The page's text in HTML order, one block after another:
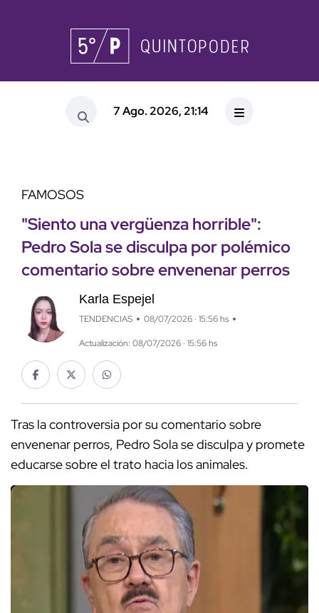
7 Ago. 2026, 21:14
FAMOSOS
"Siento una vergüenza horrible":
Pedro Sola se disculpa por polémico
comentario sobre envenenar perros
Karla Espejel
TENDENCIAS 08/07/2026 · 15:56 hs
Actualización: 08/07/2026 · 15:56 hs
Tras la controversia por su comentario sobre
envenenar perros, Pedro Sola se disculpa y promete
educarse sobre el trato hacia los animales.